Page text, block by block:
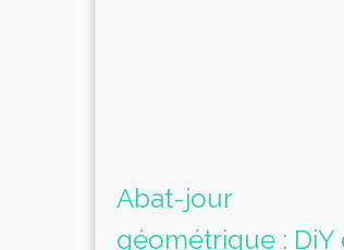
Abat-jour
géométrique : DiY